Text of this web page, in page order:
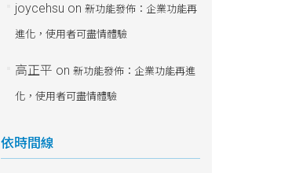
joycehsu on 新功能發佈：企業功能再
進化，使用者可盡情體驗
高正平 on 新功能發佈：企業功能再進
化，使用者可盡情體驗
依時間線